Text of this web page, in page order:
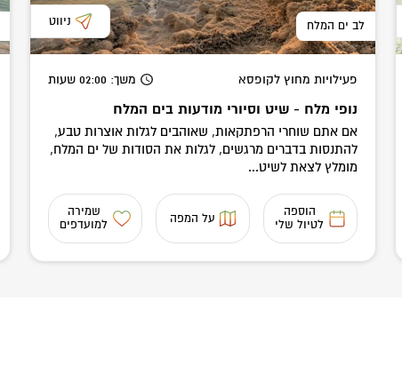
לב ים המלח ניווט
פעילויות מחוץ לקופסא משך: 02:00 שעות
נופי מלח - שיט וסיורי מודעות בים המלח
אם אתם שוחרי הרפתקאות, שאוהבים לגלות אוצרות טבע,
להתנסות בדברים מרגשים, לגלות את הסודות של ים המלח,
מומלץ לצאת לשיט...
הוספה
לטיול שלי
על המפה
שמירה
למועדפים